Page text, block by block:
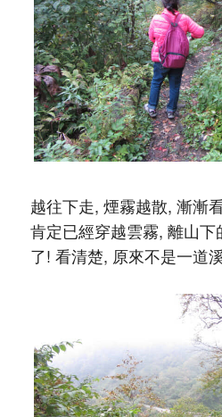
越往下走, 煙霧越散, 漸漸
肯定已經穿越雲霧, 離山
了! 看清楚, 原來不是一道